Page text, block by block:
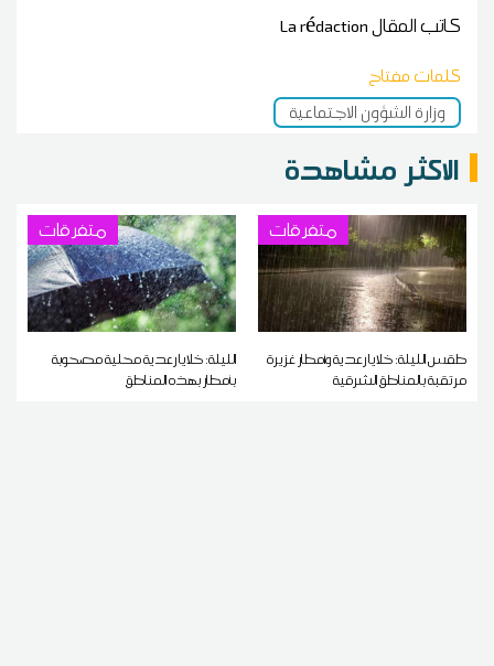
كاتب المقالLa rédaction
كلمات مفتاح
وزارة الشؤون الاجتماعية
الاكثر مشاهدة
متفرقات
طقس الليلة: خلايا رعدية وأمطار غزيرة
مرتقبة بالمناطق الشرقية
متفرقات
الليلة: خلايا رعدية محلية مصحوبة
بأمطار بهذه المناطق